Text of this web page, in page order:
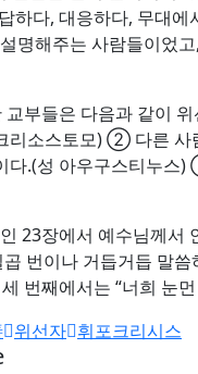
다, 대응하다, 무대
명해주는 사람들이었
교부들은 다음과 같
리소스토모) ② 다른
다.(성 아우구스티누
23장에서 예수님께
번이나 거듭거듭 말
번째에서는 “너희 눈
위선자 휘포크리시스